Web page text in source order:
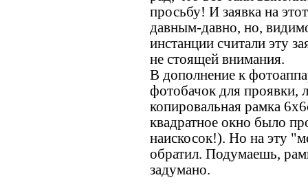
просьбу! И заявка на
давным-давно, но,
инстанции считали эту
не стоящей внимания.
В дополнение к
фотобачок для проявки,
копировальная рамка
квадратное окно было
наискосок!). Но на эту
обратил. Подумаешь,
задумано.